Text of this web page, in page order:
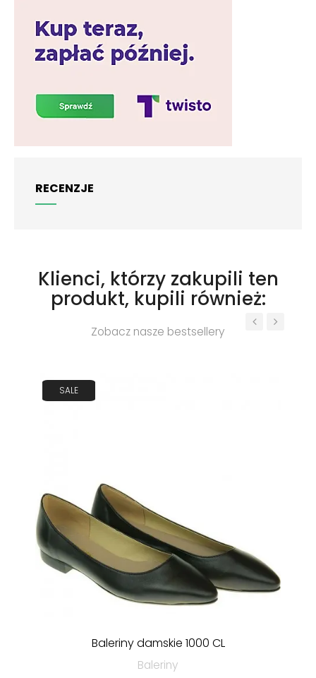
RECENZJE
Klienci, którzy zakupili ten
produkt, kupili również:
Zobacz nasze bestsellery
SALE
Baleriny damskie 1000 CL
Baleriny